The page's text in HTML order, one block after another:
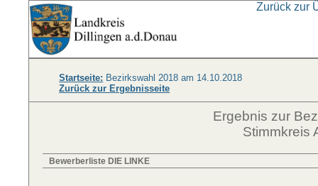
Zurück zur
Startseite: Bezirkswahl 2018 am 14.10.2018
Zurück zur Ergebnisseite
Ergebnis zur
Stimmkreis
Bewerberliste DIE LINKE